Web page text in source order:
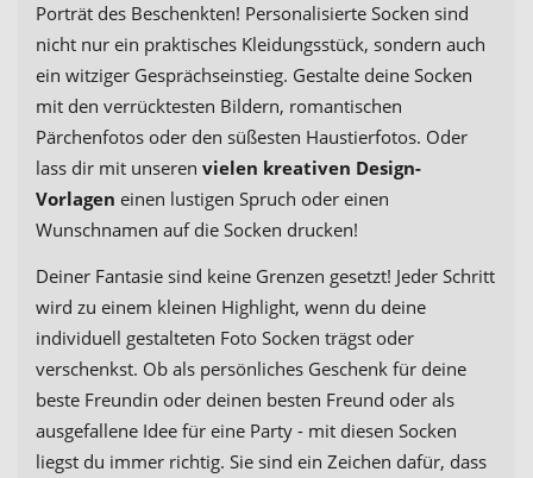
Porträt des Beschenkten! Personalisierte Socken sind
nicht nur ein praktisches Kleidungsstück, sondern auch
ein witziger Gesprächseinstieg. Gestalte deine Socken
mit den verrücktesten Bildern, romantischen
Pärchenfotos oder den süßesten Haustierfotos. Oder
lass dir mit unseren vielen kreativen Design-
Vorlagen einen lustigen Spruch oder einen
Wunschnamen auf die Socken drucken!
Deiner Fantasie sind keine Grenzen gesetzt! Jeder Schritt
wird zu einem kleinen Highlight, wenn du deine
individuell gestalteten Foto Socken trägst oder
verschenkst. Ob als persönliches Geschenk für deine
beste Freundin oder deinen besten Freund oder als
ausgefallene Idee für eine Party - mit diesen Socken
liegst du immer richtig. Sie sind ein Zeichen dafür, dass